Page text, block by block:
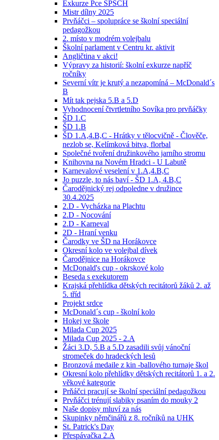
Exkurze Pce SPŠCH
Mistr dílny 2025
Prvňáčci – spolupráce se školní speciální
pedagožkou
2. místo v modrém volejbalu
Školní parlament v Centru kr. aktivit
Angličtina v akci!
Výpravy za historií: školní exkurze napříč
ročníky
Severní vítr je krutý a nezapomíná – McDonald´s
B
Mít tak pejska 5.B a 5.D
Vyhodnocení čtvrtletního Sovíka pro prvňáčky
ŠD 1.C
ŠD 1.B
ŠD 1.A,4.B,C - Hrátky v tělocvičně - Člověče,
nezlob se, Kelímková bitva, florbal
Společné tvoření družinkového jarního stromu
Knihovna na Novém Hradci - U Labutě
Karnevalové veselení v 1.A,4.B,C
Jo puzzle, to nás baví - ŠD 1.A, 4.B,C
Čarodějnický rej odpoledne v družince
30.4.2025
2.D - Vycházka na Plachtu
2.D - Nocování
2.D - Karneval
2D - Hraní venku
Čarodky ve ŠD na Horákovce
Okresní kolo ve volejbal dívek
Čarodějnice na Horákovce
McDonald's cup - okrskové kolo
Beseda s exekutorem
Krajská přehlídka dětských recitátorů žáků 2. až
5. tříd
Projekt srdce
McDonald´s cup - školní kolo
Hokej ve škole
Milada Cup 2025
Milada Cup 2025 - 2.A
Žáci 3.D, 5.B a 5.D zasadili svůj vánoční
stromeček do hradeckých lesů
Bronzová medaile z kin -ballového turnaje škol
Okresní kolo přehlídky dětských recitátorů 1. a 2.
věkové kategorie
Prňáčci pracují se školní speciální pedagožkou
Prvňáčci trénují slabiky psaním do mouky 2
Naše dopisy mluví za nás
Skupinky němčinářů z 8. ročníků na UHK
St. Patrick's Day
Přespávačka 2.A